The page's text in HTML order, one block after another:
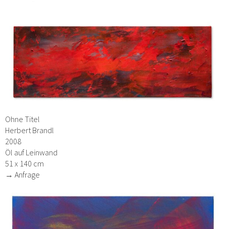
Ohne Titel
Herbert Brandl
2008
Öl auf Leinwand
51 x 140 cm
→ Anfrage